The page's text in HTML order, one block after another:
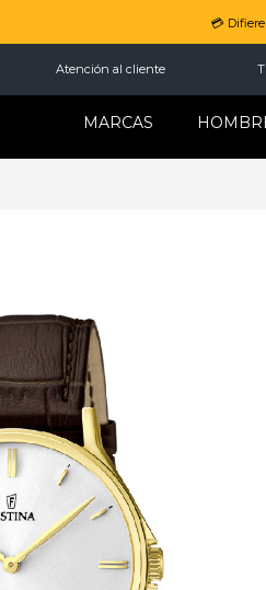
💳
Atención al cliente
MARCAS